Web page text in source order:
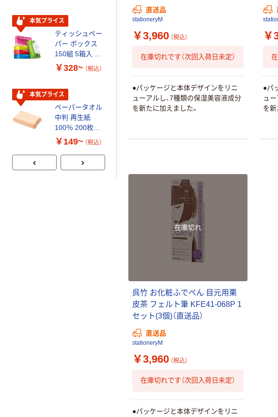
直送品
stationeryM
￥3,960 （税込）
在庫切れです（次回入荷日未定）
●パッケージと本体デザインをリニ
ューアルし、7種類の保湿美容液成分
を新たに加えました。
￥
●パ
ュ
を新
在庫切れ
呉竹 お化粧ふでぺん 目元用栗
皮茶 フェルト筆 KFE41-068P 1
セット(3個)（直送品）
直送品
stationeryM
￥3,960 （税込）
在庫切れです（次回入荷日未定）
●パッケージと本体デザインをリニ
本気プライス
ティッシュペー
パー ボックス
150組 5箱入 ア
スクル スマート
証
￥328~ （税込）
本気プライス
ペーパータオル
中判 再生紙
100％ 200枚
FSC認証 シング
企画 オリジナル
￥149~ （税込）
本気プライス
トイレットペー
120ｍ 再生紙
リサイクル100
芯あり FSC認
証
期間限定価格
アスクル プラ
し（パウダーフ
￥298~
サ
ー
￥
本気プライス